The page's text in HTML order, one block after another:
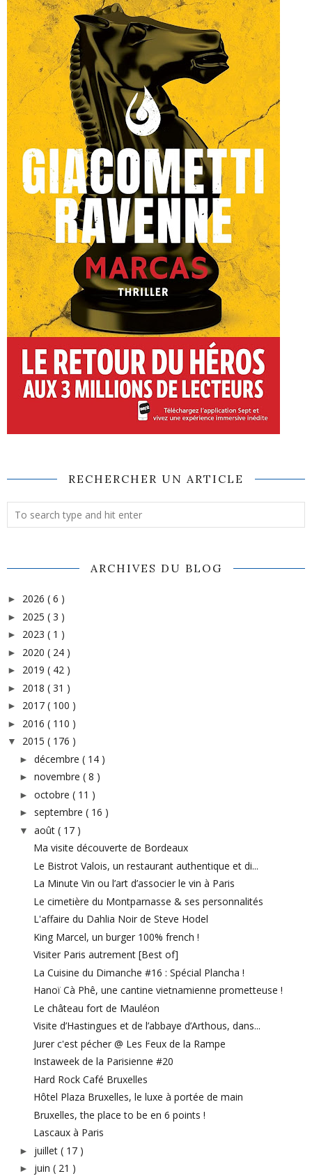
RECHERCHER UN ARTICLE
ARCHIVES DU BLOG
► 2026 ( 6 )
► 2025 ( 3 )
► 2023 ( 1 )
► 2020 ( 24 )
► 2019 ( 42 )
► 2018 ( 31 )
► 2017 ( 100 )
► 2016 ( 110 )
▼ 2015 ( 176 )
► décembre ( 14 )
► novembre ( 8 )
► octobre ( 11 )
► septembre ( 16 )
▼ août ( 17 )
Ma visite découverte de Bordeaux
Le Bistrot Valois, un restaurant authentique et di...
La Minute Vin ou l’art d’associer le vin à Paris
Le cimetière du Montparnasse & ses personnalités
L'affaire du Dahlia Noir de Steve Hodel
King Marcel, un burger 100% french !
Visiter Paris autrement [Best of]
La Cuisine du Dimanche #16 : Spécial Plancha !
Hanoï Cà Phê, une cantine vietnamienne prometteuse !
Le château fort de Mauléon
Visite d’Hastingues et de l’abbaye d’Arthous, dans...
Jurer c'est pécher @ Les Feux de la Rampe
Instaweek de la Parisienne #20
Hard Rock Café Bruxelles
Hôtel Plaza Bruxelles, le luxe à portée de main
Bruxelles, the place to be en 6 points !
Lascaux à Paris
► juillet ( 17 )
► juin ( 21 )